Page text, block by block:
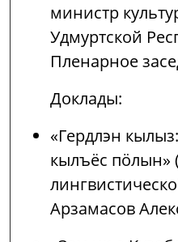
министр
Удмуртской
Пленарное
Доклады:
«Гердлэн
кылъёс пӧлын»
Арзамасов